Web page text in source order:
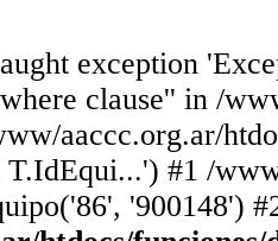
exception
clause'' in /
aaccc.org.ar/
#1 /
'900148')